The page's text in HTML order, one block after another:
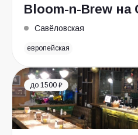
Bloom-n-Brew на
Савёловская
европейская
до 1500 ₽